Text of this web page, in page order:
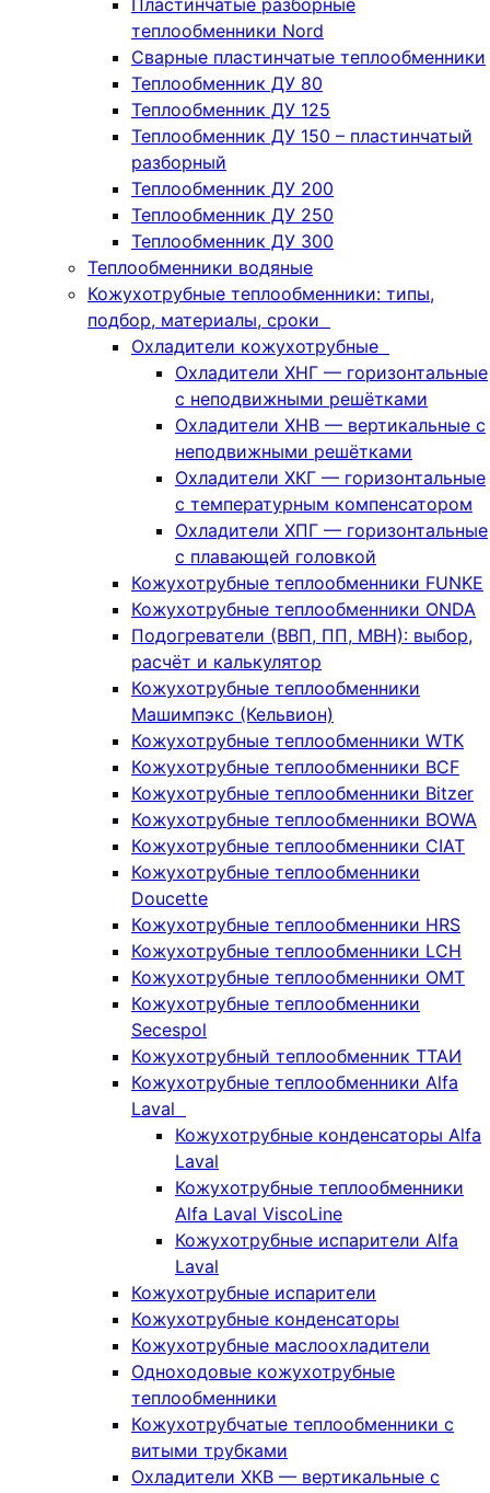
Пластинчатые разборные
теплообменники Nord
Сварные пластинчатые теплообменники
Теплообменник ДУ 80
Теплообменник ДУ 125
Теплообменник ДУ 150 – пластинчатый
разборный
Теплообменник ДУ 200
Теплообменник ДУ 250
Теплообменник ДУ 300
Теплообменники водяные
Кожухотрубные теплообменники: типы,
подбор, материалы, сроки
Охладители кожухотрубные
Охладители ХНГ — горизонтальные
с неподвижными решётками
Охладители ХНВ — вертикальные с
неподвижными решётками
Охладители ХКГ — горизонтальные
с температурным компенсатором
Охладители ХПГ — горизонтальные
с плавающей головкой
Кожухотрубные теплообменники FUNKE
Кожухотрубные теплообменники ONDA
Подогреватели (ВВП, ПП, МВН): выбор,
расчёт и калькулятор
Кожухотрубные теплообменники
Машимпэкс (Кельвион)
Кожухотрубные теплообменники WTK
Кожухотрубные теплообменники BCF
Кожухотрубные теплообменники Bitzer
Кожухотрубные теплообменники BOWA
Кожухотрубные теплообменники CIAT
Кожухотрубные теплообменники
Doucette
Кожухотрубные теплообменники HRS
Кожухотрубные теплообменники LCH
Кожухотрубные теплообменники OMT
Кожухотрубные теплообменники
Secespol
Кожухотрубный теплообменник ТТАИ
Кожухотрубные теплообменники Alfa
Laval
Кожухотрубные конденсаторы Alfa
Laval
Кожухотрубные теплообменники
Alfa Laval ViscoLine
Кожухотрубные испарители Alfa
Laval
Кожухотрубные испарители
Кожухотрубные конденсаторы
Кожухотрубные маслоохладители
Одноходовые кожухотрубные
теплообменники
Кожухотрубчатые теплообменники с
витыми трубками
Охладители ХКВ — вертикальные с